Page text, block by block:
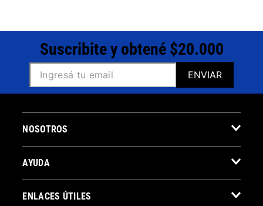
Suscribite y obtené $20.000
ENVIAR
NOSOTROS
AYUDA
ENLACES ÚTILES